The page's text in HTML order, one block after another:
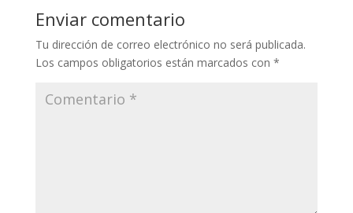
Enviar comentario
Tu dirección de correo electrónico no será publicada.
Los campos obligatorios están marcados con *